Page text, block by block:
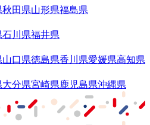
秋田県山形県福島県
石川県福井県
山口県徳島県香川県愛媛県高知県
大分県宮崎県鹿児島県沖縄県